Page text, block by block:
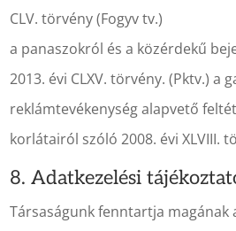
CLV. törvény (Fogyv tv.)
a panaszokról és a közérdekű
2013. évi CLXV. törvény. (Pktv.) a
reklámtevékenység alapvető
korlátairól szóló 2008. évi XLVIII.
8. Adatkezelési
Társaságunk fenntartja magának